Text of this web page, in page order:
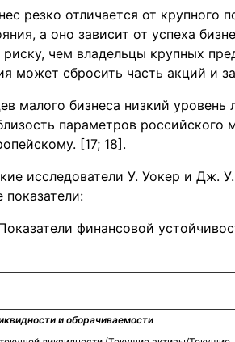
резко отличается от крупного
а оно зависит от успеха
чем владельцы крупных
может сбросить часть акций и
малого бизнеса низкий
параметров российского
[17; 18].
исследователи У. Уокер и Дж.
финансовой
и оборачиваемости